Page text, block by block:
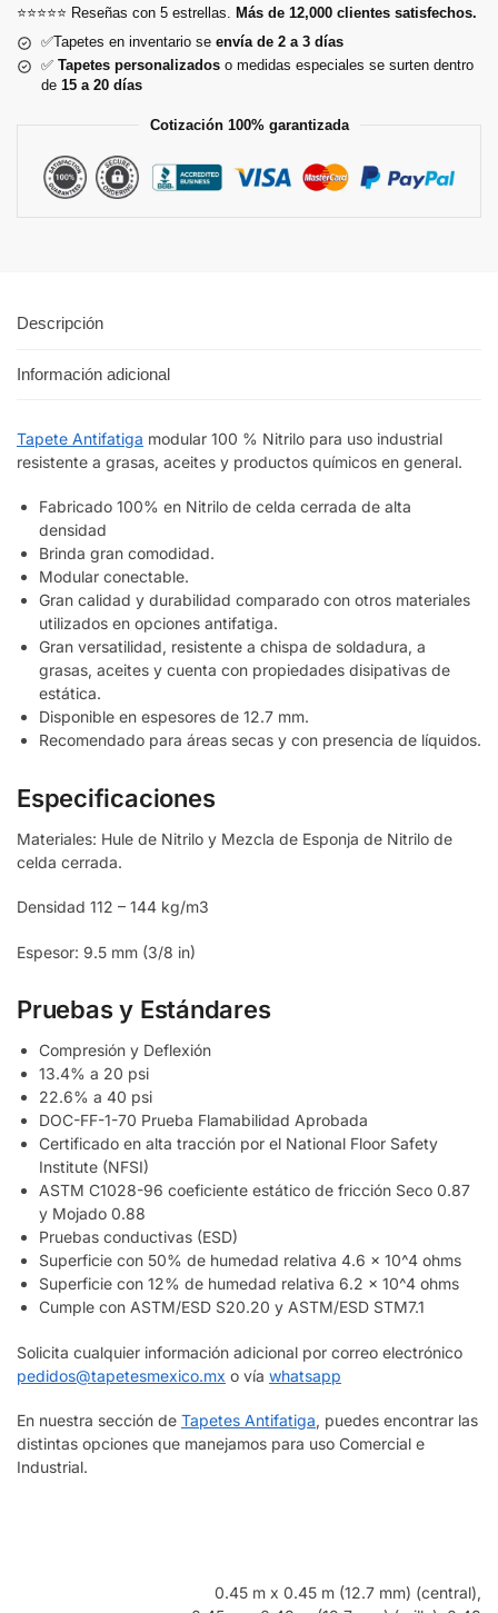
⭐⭐⭐⭐⭐ Reseñas con 5 estrellas. Más de 12,000 clientes satisfechos.
✅Tapetes en inventario se envía de 2 a 3 días
✅ Tapetes personalizados o medidas especiales se surten dentro
de 15 a 20 días
Cotización 100% garantizada
Descripción
Información adicional
Tapete Antifatiga modular 100 % Nitrilo para uso industrial
resistente a grasas, aceites y productos químicos en general.
Fabricado 100% en Nitrilo de celda cerrada de alta
densidad
Brinda gran comodidad.
Modular conectable.
Gran calidad y durabilidad comparado con otros materiales
utilizados en opciones antifatiga.
Gran versatilidad, resistente a chispa de soldadura, a
grasas, aceites y cuenta con propiedades disipativas de
estática.
Disponible en espesores de 12.7 mm.
Recomendado para áreas secas y con presencia de líquidos.
Especificaciones
Materiales: Hule de Nitrilo y Mezcla de Esponja de Nitrilo de
celda cerrada.
Densidad 112 – 144 kg/m3
Espesor: 9.5 mm (3/8 in)
Pruebas y Estándares
Compresión y Deflexión
13.4% a 20 psi
22.6% a 40 psi
DOC-FF-1-70 Prueba Flamabilidad Aprobada
Certificado en alta tracción por el National Floor Safety
Institute (NFSI)
ASTM C1028-96 coeficiente estático de fricción Seco 0.87
y Mojado 0.88
Pruebas conductivas (ESD)
Superficie con 50% de humedad relativa 4.6 x 10^4 ohms
Superficie con 12% de humedad relativa 6.2 x 10^4 ohms
Cumple con ASTM/ESD S20.20 y ASTM/ESD STM7.1
Solicita cualquier información adicional por correo electrónico
pedidos@tapetesmexico.mx o vía whatsapp
En nuestra sección de Tapetes Antifatiga, puedes encontrar las
distintas opciones que manejamos para uso Comercial e
Industrial.
0.45 m x 0.45 m (12.7 mm) (central),